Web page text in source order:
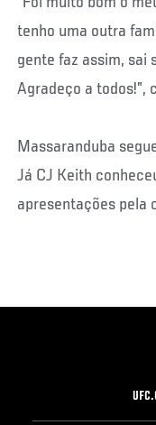
tenho uma outra
gente faz assim, sai
Agradeço a todos!”,
Massaranduba
Já CJ Keith
apresentações pela